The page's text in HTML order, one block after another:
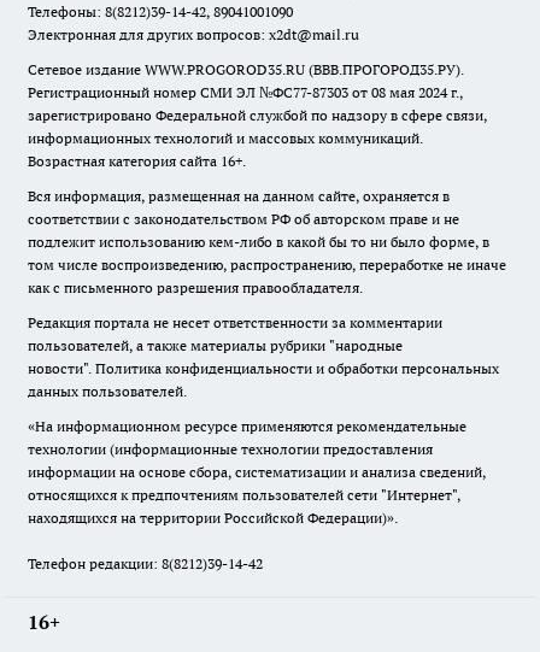
Телефоны: 8(8212)39-14-42, 89041001090
Электронная для других вопросов: x2dt@mail.ru
Сетевое издание WWW.PROGOROD35.RU (ВВВ.ПРОГОРОД35.РУ).
Регистрационный номер СМИ ЭЛ №ФС77-87303 от 08 мая 2024 г.,
зарегистрировано Федеральной службой по надзору в сфере связи,
информационных технологий и массовых коммуникаций.
Возрастная категория сайта 16+.
Вся информация, размещенная на данном сайте, охраняется в
соответствии с законодательством РФ об авторском праве и не
подлежит использованию кем-либо в какой бы то ни было форме, в
том числе воспроизведению, распространению, переработке не иначе
как с письменного разрешения правообладателя.
Редакция портала не несет ответственности за комментарии
пользователей, а также материалы рубрики "народные
новости". Политика конфиденциальности и обработки персональных
данных пользователей.
«На информационном ресурсе применяются рекомендательные
технологии (информационные технологии предоставления
информации на основе сбора, систематизации и анализа сведений,
относящихся к предпочтениям пользователей сети "Интернет",
находящихся на территории Российской Федерации)».
Телефон редакции: 8(8212)39-14-42
16+